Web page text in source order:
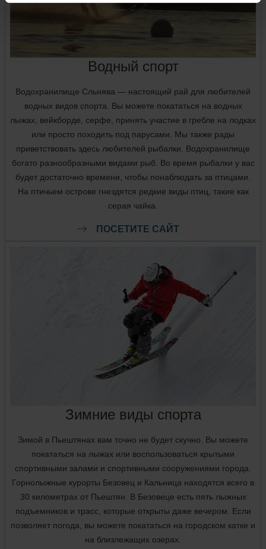
Водный спорт
Водохранилище Сльнява — настоящий рай для любителей
водных видов спорта. Вы можете покататься на водных
лыжах, вейкборде, серфе, принять участие в гребле на лодках
или просто походить под парусами. Мы также рады
приветствовать здесь любителей рыбалки. Водохранилище
богато разнообразными видами рыб. Во время рыбалки у вас
будет достаточно времени, чтобы понаблюдать за птицами.
На птичьем острове гнездятся редкие виды птиц, такие как
серая чайка.
ПОСЕТИТЕ САЙТ
Зимние виды спорта
Зимой в Пьештянах вам точно не будет скучно. Вы можете
покататься на лыжах или воспользоваться крытыми
спортивными залами и спортивными сооружениями города.
Горнолыжные курорты Безовец и Кальница находятся всего в
30 километрах от Пьештян. В Безовеце есть пять лыжных
подъемников и трасс, которые открыты даже вечером. Если
позволяет погода, вы можете покататься на городском катке и
на близлежащих озерах.